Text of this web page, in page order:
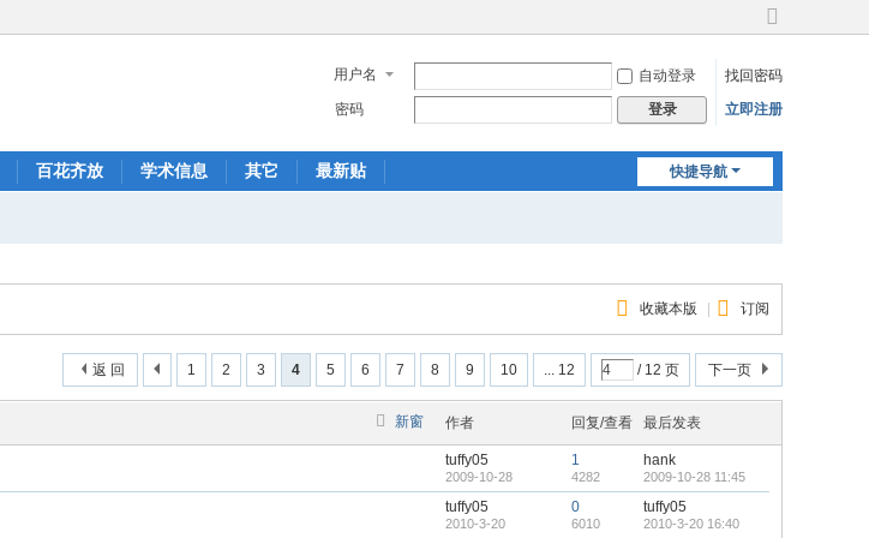
切
到
宽
用户名 自动登录
找回密码
密码
登录 立即注册
快捷导航
百花齐放 学术信息 其它 最新贴
收藏本版 订阅
1 2 3 4 5 6 7 8 9 10 ... 12 / 12 页 下一页
返 回
新窗 作者 回复/查看 最后发表
tuffy05
2009-10-28
1
4282
hank
2009-10-28 11:45
tuffy05
2010-3-20
0
6010
tuffy05
2010-3-20 16:40